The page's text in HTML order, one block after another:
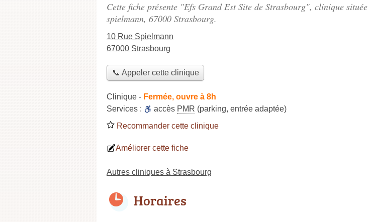
Cette fiche présente "Efs Grand Est Site de Strasbourg", clinique située
spielmann, 67000 Strasbourg.
10 Rue Spielmann
67000 Strasbourg
📞 Appeler cette clinique
Clinique - Fermée, ouvre à 8h
Services :
accès PMR (parking, entrée adaptée)
Recommander cette clinique
Améliorer cette fiche
Autres cliniques à Strasbourg
Horaires